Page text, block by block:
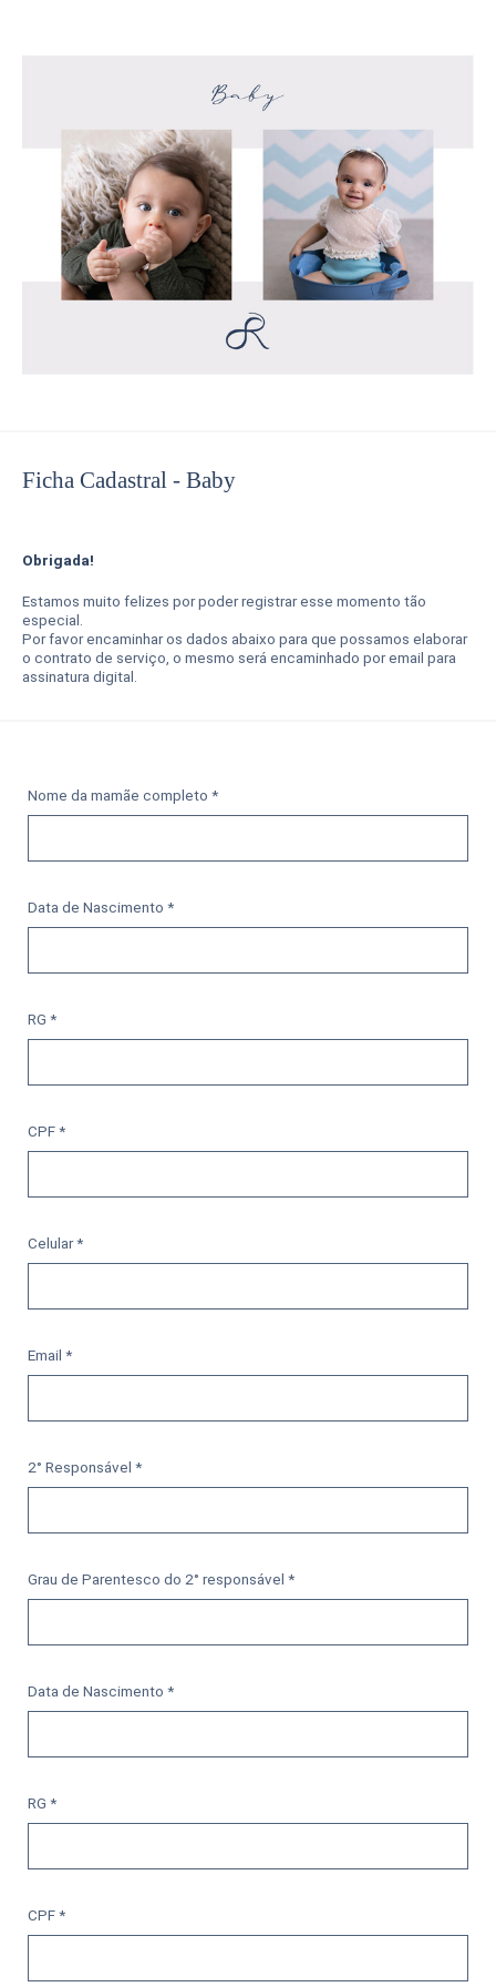
Ficha Cadastral - Baby
Obrigada!
Estamos muito felizes por poder registrar esse momento tão
especial.
Por favor encaminhar os dados abaixo para que possamos elaborar
o contrato de serviço, o mesmo será encaminhado por email para
assinatura digital.
Nome da mamãe completo *
Data de Nascimento *
RG *
CPF *
Celular *
Email *
2° Responsável *
Grau de Parentesco do 2° responsável *
Data de Nascimento *
RG *
CPF *